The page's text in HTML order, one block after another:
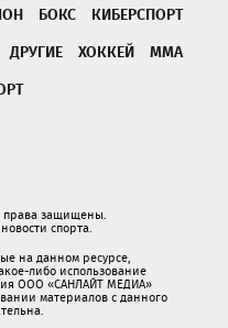
БОКС
КИБЕРСПОРТ
ДРУГИЕ ХОККЕЙ
ММА
права защищены.
спорта.
на данном ресурсе,
либо использование
ООО «САНЛАЙТ МЕДИА»
материалов с данного